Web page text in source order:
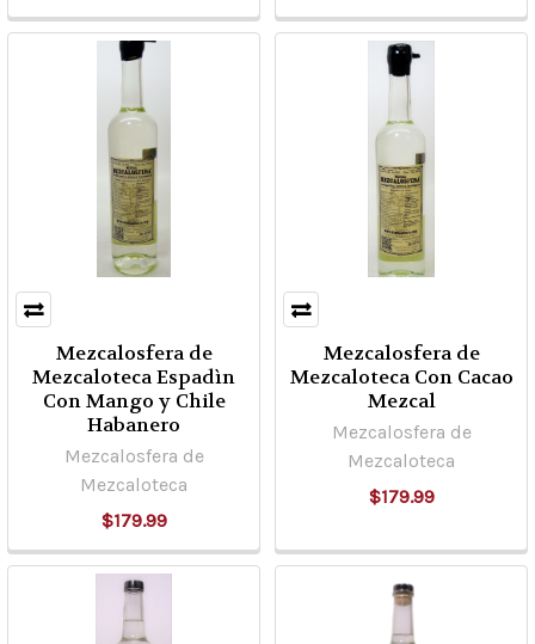
Mezcalosfera de
Mezcaloteca Espadìn
Con Mango y Chile
Habanero
Mezcalosfera de
Mezcaloteca
$179.99
Mezcalosfera de
Mezcaloteca Con Cacao
Mezcal
Mezcalosfera de
Mezcaloteca
$179.99